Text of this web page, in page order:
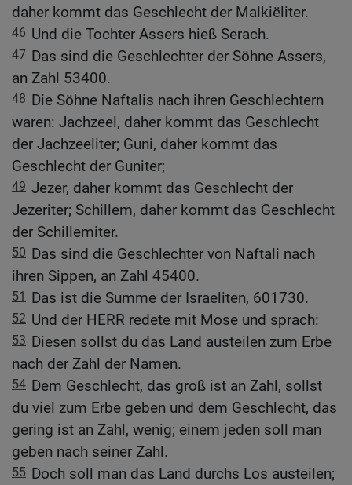
daher kommt das Geschlecht der Malkiëliter.
46 Und die Tochter Assers hieß Serach.
47 Das sind die Geschlechter der Söhne Assers,
an Zahl 53400.
48 Die Söhne Naftalis nach ihren Geschlechtern
waren: Jachzeel, daher kommt das Geschlecht
der Jachzeeliter; Guni, daher kommt das
Geschlecht der Guniter;
49 Jezer, daher kommt das Geschlecht der
Jezeriter; Schillem, daher kommt das Geschlecht
der Schillemiter.
50 Das sind die Geschlechter von Naftali nach
ihren Sippen, an Zahl 45400.
51 Das ist die Summe der Israeliten, 601730.
52 Und der HERR redete mit Mose und sprach:
53 Diesen sollst du das Land austeilen zum Erbe
nach der Zahl der Namen.
54 Dem Geschlecht, das groß ist an Zahl, sollst
du viel zum Erbe geben und dem Geschlecht, das
gering ist an Zahl, wenig; einem jeden soll man
geben nach seiner Zahl.
55 Doch soll man das Land durchs Los austeilen;